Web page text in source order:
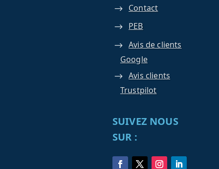
Contact
PEB
Avis de clients
Google
Avis clients
Trustpilot
SUIVEZ NOUS
SUR :